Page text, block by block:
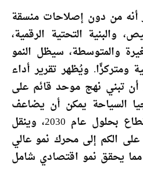
من دون إصلاحات منسقة
والبنية التحتية الرقمية،
والمتوسطة، سيظل النمو
ومتركزًا. ويُظهر تقرير أداء
تبني نهج موحد قائم على
السياحة يمكن أن يضاعف
المساهمة الاقتصادية للقطاع بحلول عام 2030، وينقل
الكم إلى محرك نمو عالي
مما يحقق نمو اقتصادي شامل